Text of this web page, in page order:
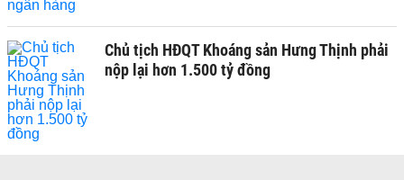
Chủ tịch HĐQT Khoáng sản Hưng Thịnh phải
nộp lại hơn 1.500 tỷ đồng